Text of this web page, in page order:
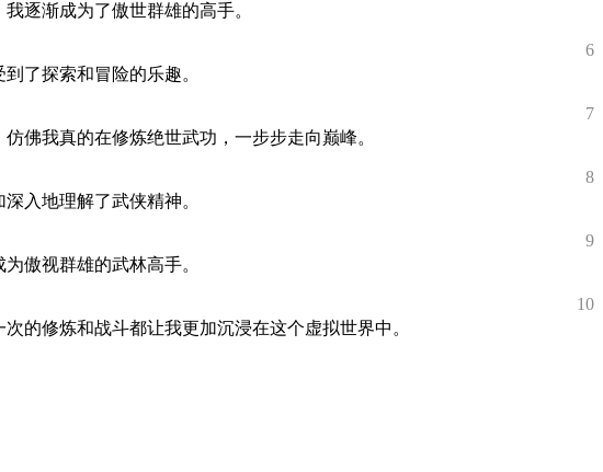
逐渐成为了傲世群雄的高手。
6
了探索和冒险的乐趣。
7
佛我真的在修炼绝世武功，一步步走向巅峰。
8
入地理解了武侠精神。
9
傲视群雄的武林高手。
10
的修炼和战斗都让我更加沉浸在这个虚拟世界中。